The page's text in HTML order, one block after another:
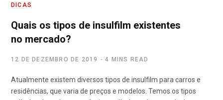
DICAS
Quais os tipos de insulfilm existentes
no mercado?
12 DE DEZEMBRO DE 2019 4 MINS READ
Atualmente existem diversos tipos de insulfilm para carros e
residências, que varia de preços e modelos. Temos os tipos